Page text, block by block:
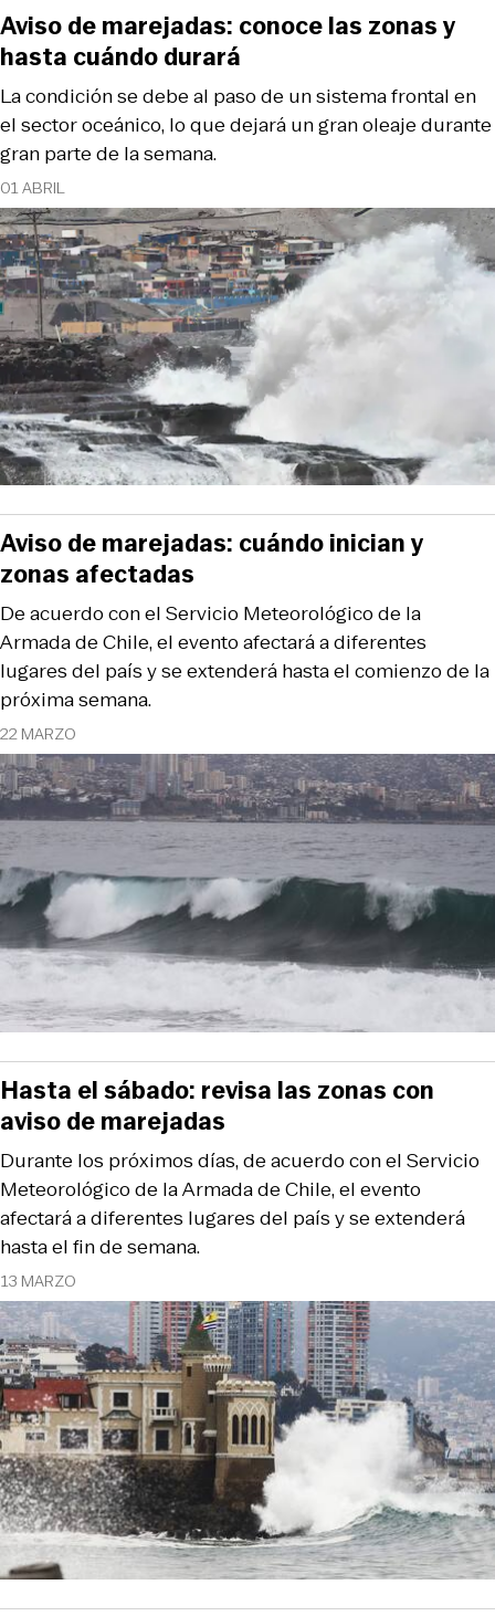
01 ABRIL
La condición se debe al paso de un sistema frontal en
el sector oceánico, lo que dejará un gran oleaje durante
gran parte de la semana.
Aviso de marejadas: conoce las zonas y
hasta cuándo durará
22 MARZO
De acuerdo con el Servicio Meteorológico de la
Armada de Chile, el evento afectará a diferentes
lugares del país y se extenderá hasta el comienzo de la
próxima semana.
Aviso de marejadas: cuándo inician y
zonas afectadas
13 MARZO
Durante los próximos días, de acuerdo con el Servicio
Meteorológico de la Armada de Chile, el evento
afectará a diferentes lugares del país y se extenderá
hasta el fin de semana.
Hasta el sábado: revisa las zonas con
aviso de marejadas